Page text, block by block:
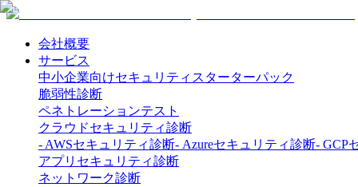
会社概要
サービス
中小企業向けセキュリティスターターパック
脆弱性診断
ペネトレーションテスト
クラウドセキュリティ診断
- AWSセキュリティ診断- Azureセキュリティ診断- GCP
アプリセキュリティ診断
ネットワーク診断